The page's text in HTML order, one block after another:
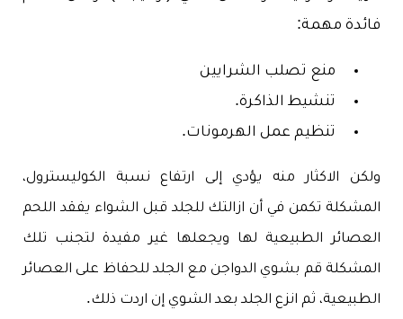
فائدة مهمة:
منع تصلب الشرايين
تنشيط الذاكرة.
تنظيم عمل الهرمونات.
ولكن الاكثار منه يؤدي إلى ارتفاع نسبة الكوليسترول،
المشكلة تكمن في أن ازالتك للجلد قبل الشواء يفقد اللحم
العصائر الطبيعية لها ويجعلها غير مفيدة لتجنب تلك
المشكلة قم بشوي الدواجن مع الجلد للحفاظ على العصائر
الطبيعية، ثم انزع الجلد بعد الشوي إن اردت ذلك.